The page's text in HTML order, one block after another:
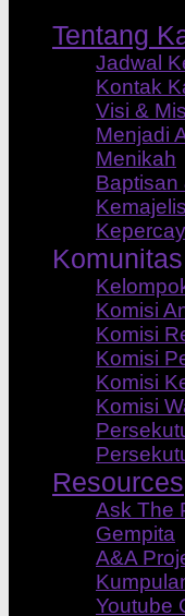
Tentang
Jadwal
Kontak
Visi &
Menjadi
Menikah
Baptisan
Komunitas
Komisi
Komisi
Komisi
Komisi
Komisi
Resources
Ask The
Gempita
A&A
Youtube